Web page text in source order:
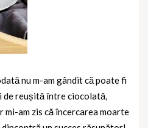
nu m-am gândit că poate fi
de reușită între ciocolată,
mi-am zis că încercarea moarte